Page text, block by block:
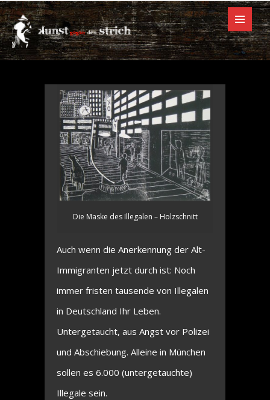
(Holzschnitt)
Die Maske des Illegalen – Holzschnitt
Auch wenn die Anerkennung der Alt-
Immigranten jetzt durch ist: Noch
immer fristen tausende von Illegalen
in Deutschland Ihr Leben.
Untergetaucht, aus Angst vor Polizei
und Abschiebung. Alleine in München
sollen es 6.000 (untergetauchte)
Illegale sein.